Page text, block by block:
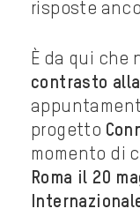
risposte
È da qui che
contrasto
progetto
momento di
Roma il 20